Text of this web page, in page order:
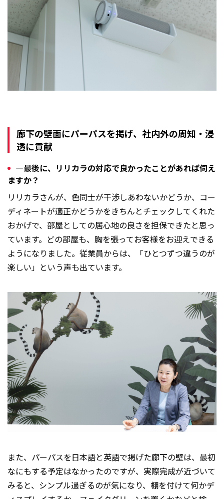
廊下の壁面にパーパスを掲げ、社内外の周知・浸
透に貢献
―最後に、リリカラの対応で良かったことがあれば伺え
ますか？
リリカラさんが、色同士が干渉しあわないかどうか、コー
ディネートが適正かどうかをきちんとチェックしてくれた
おかげで、部屋としての居心地の良さを担保できたと思っ
ています。どの部屋も、胸を張ってお客様をお迎えできる
ようになりました。従業員からは、「ひとつずつ違うのが
楽しい」という声も出ています。
また、パーパスを日本語と英語で掲げた廊下の壁は、最初
なにもする予定はなかったのですが、実際完成が近づいて
みると、シンプル過ぎるのが気になり、棚を付けて何かデ